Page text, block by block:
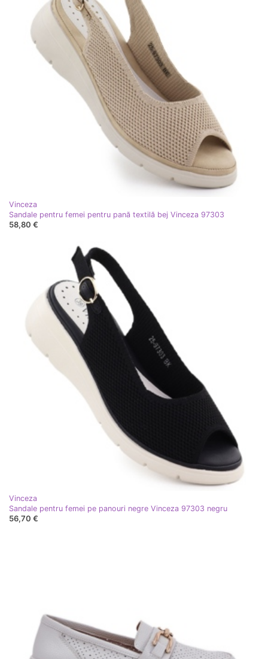
Vinceza
Sandale pentru femei pentru pană textilă bej Vinceza 97303
58,80 €
Vinceza
Sandale pentru femei pe panouri negre Vinceza 97303 negru
56,70 €